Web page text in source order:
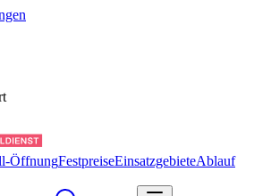
ÖffnungFestpreiseEinsatzgebieteAblauf